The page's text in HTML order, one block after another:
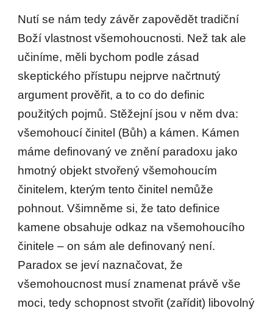
Nutí se nám tedy závěr zapovědět tradiční
Boží vlastnost všemohoucnosti. Než tak ale
učiníme, měli bychom podle zásad
skeptického přístupu nejprve načrtnutý
argument prověřit, a to co do definic
použitých pojmů. Stěžejní jsou v něm dva:
všemohoucí činitel (Bůh) a kámen. Kámen
máme definovaný ve znění paradoxu jako
hmotný objekt stvořený všemohoucím
činitelem, kterým tento činitel nemůže
pohnout. Všimněme si, že tato definice
kamene obsahuje odkaz na všemohoucího
činitele – on sám ale definovaný není.
Paradox se jeví naznačovat, že
všemohoucnost musí znamenat právě vše
moci, tedy schopnost stvořit (zařídit) libovolný